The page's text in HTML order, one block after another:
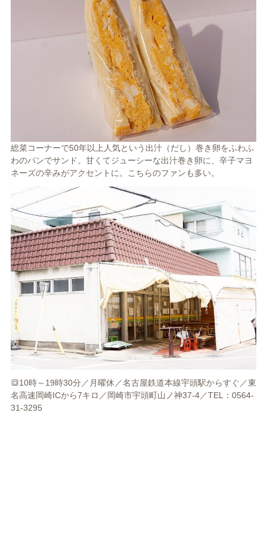
総菜コーナーで50年以上人気という出汁（だし）巻き卵をふわふ
わのパンでサンド。甘くてジューシーな出汁巻き卵に、辛子マヨ
ネーズの辛みがアクセントに。こちらのファンも多い。
🔳10時～19時30分／月曜休／名古屋鉄道本線宇頭駅からすぐ／東
名高速岡崎ICから7キロ／岡崎市宇頭町山ノ神37-4／TEL：0564-
31-3295